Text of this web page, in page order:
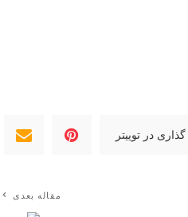
در توییتر
مقاله بعدی